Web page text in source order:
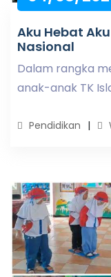
Aku Hebat
Nasional
Dalam rangka
anak-anak TK
Pendidikan